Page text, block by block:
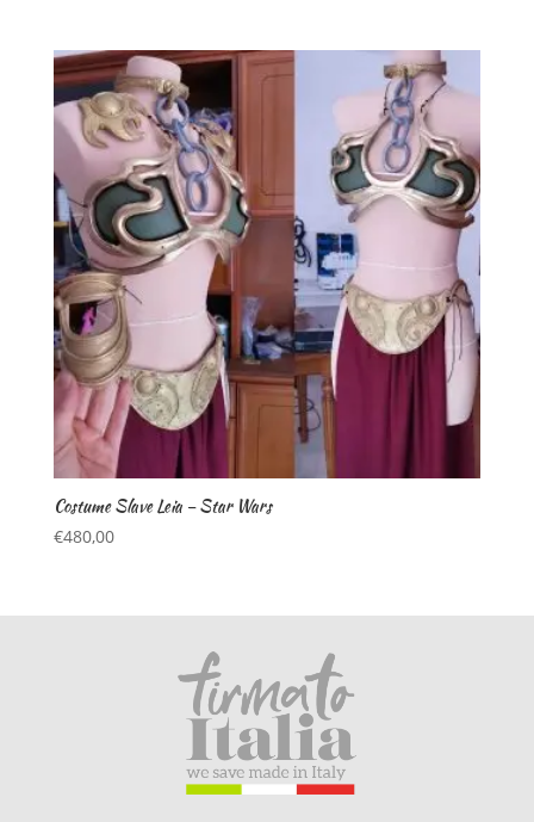
Costume Slave Leia – Star Wars
€480,00